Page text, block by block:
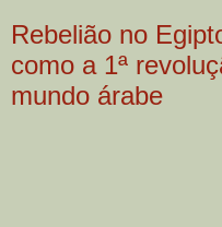
Rebelião no
como a 1ª
mundo árabe